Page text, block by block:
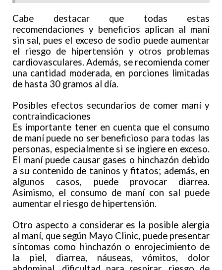
Cabe destacar que todas estas
recomendaciones y beneficios aplican al maní
sin sal, pues el exceso de sodio puede aumentar
el riesgo de hipertensión y otros problemas
cardiovasculares. Además, se recomienda comer
una cantidad moderada, en porciones limitadas
de hasta 30 gramos al día.
Posibles efectos secundarios de comer maní y
contraindicaciones
Es importante tener en cuenta que el consumo
de maní puede no ser beneficioso para todas las
personas, especialmente si se ingiere en exceso.
El maní puede causar gases o hinchazón debido
a su contenido de taninos y fitatos; además, en
algunos casos, puede provocar diarrea.
Asimismo, el consumo de maní con sal puede
aumentar el riesgo de hipertensión.
Otro aspecto a considerar es la posible alergia
al maní, que según Mayo Clinic, puede presentar
síntomas como hinchazón o enrojecimiento de
la piel, diarrea, náuseas, vómitos, dolor